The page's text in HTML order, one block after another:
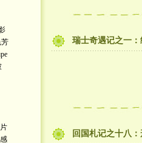
瑞士奇遇记之一
回国札记之十八